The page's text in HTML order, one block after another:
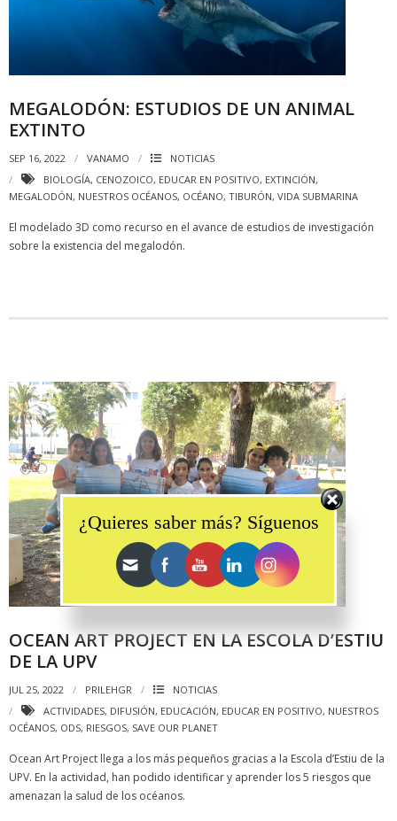
MEGALODÓN: ESTUDIOS DE UN ANIMAL
EXTINTO
SEP 16, 2022 VANAMO
NOTICIAS
BIOLOGÍA, CENOZOICO, EDUCAR EN POSITIVO, EXTINCIÓN,
MEGALODÓN, NUESTROS OCÉANOS, OCÉANO, TIBURÓN, VIDA SUBMARINA
El modelado 3D como recurso en el avance de estudios de investigación
sobre la existencia del megalodón.
OCEAN ART PROJECT EN LA ESCOLA D’ESTIU
DE LA UPV
JUL 25, 2022 PRILEHGR
NOTICIAS
ACTIVIDADES, DIFUSIÓN, EDUCACIÓN, EDUCAR EN POSITIVO, NUESTROS
OCÉANOS, ODS, RIESGOS, SAVE OUR PLANET
Ocean Art Project llega a los más pequeños gracias a la Escola d’Estiu de la
UPV. En la actividad, han podido identificar y aprender los 5 riesgos que
amenazan la salud de los océanos.
¿Quieres saber más? Síguenos
Set Youtube Channel ID